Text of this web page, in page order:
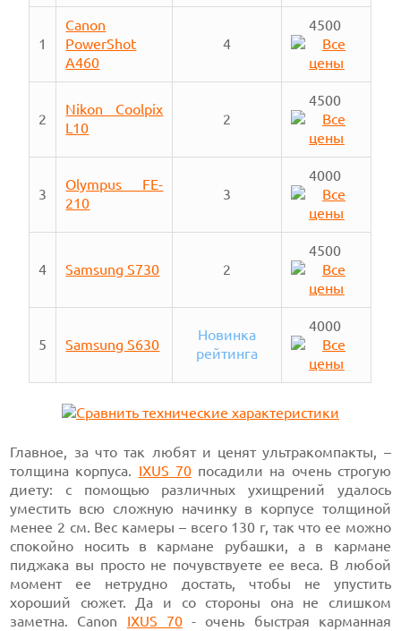
1
Canon
PowerShot
A460
4
4500
2
Nikon Coolpix
L10
2
4500
3
Olympus FE-
210
3
4000
4 Samsung S730 2
4500
5 Samsung S630
Новинка
рейтинга
4000
Главное, за что так любят и ценят ультракомпакты, –
толщина корпуса. IXUS 70посадили на очень строгую
диету: с помощью различных ухищрений удалось
уместить всю сложную начинку в корпусе толщиной
менее 2 см. Вес камеры – всего 130 г, так что ее можно
спокойно носить в кармане рубашки, а в кармане
пиджака вы просто не почувствуете ее веса. В любой
момент ее нетрудно достать, чтобы не упустить
хороший сюжет. Да и со стороны она не слишком
заметна. Canon IXUS 70- очень быстрая карманная